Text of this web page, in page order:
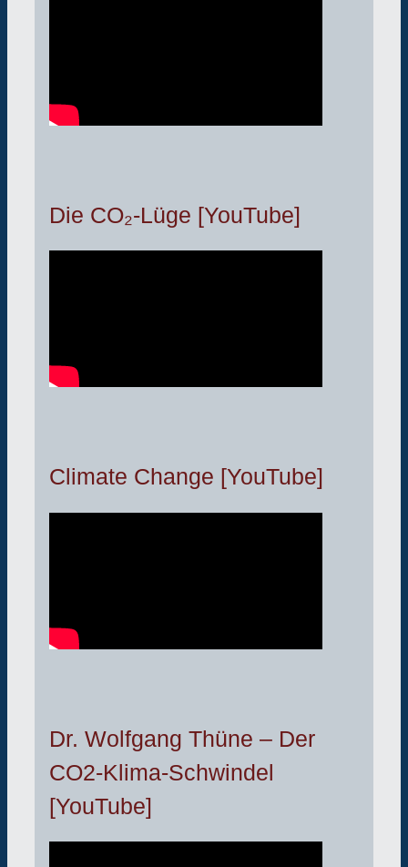
Die CO₂-Lüge [YouTube]
Climate Change [YouTube]
Dr. Wolfgang Thüne – Der
CO2-Klima-Schwindel
[YouTube]